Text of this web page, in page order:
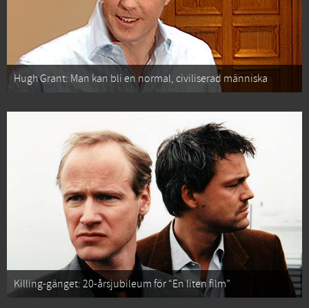
Hugh Grant: Man kan bli en normal, civiliserad människa
Killing-gänget: 20-årsjubileum för “En liten film”